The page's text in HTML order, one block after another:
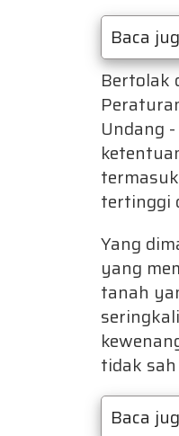
Baca
Bertolak
Undang
tertinggi
Yang
yang
tanah
tidak
Baca